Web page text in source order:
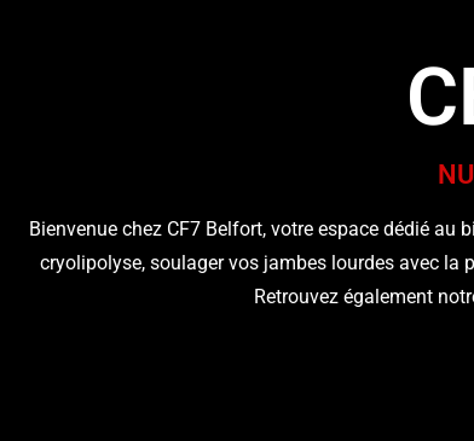
Bienvenue chez CF7 Belfort, votre espace dédié au
cryolipolyse, soulager vos jambes lourdes avec la
Retrouvez également